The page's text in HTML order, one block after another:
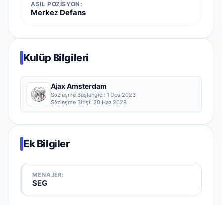
ASIL POZISYON:
Merkez Defans
Kulüp Bilgileri
Ajax Amsterdam
Sözleşme Başlangıcı: 1 Oca 2023
Sözleşme Bitişi: 30 Haz 2028
Ek Bilgiler
MENAJER:
SEG